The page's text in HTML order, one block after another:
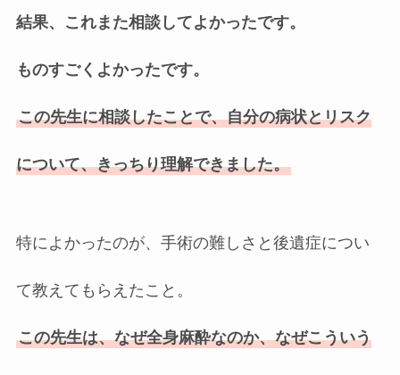
結果、これまた相談してよかったです。
ものすごくよかったです。
この先生に相談したことで、自分の病状とリスク
について、きっちり理解できました。
特によかったのが、手術の難しさと後遺症につい
て教えてもらえたこと。
この先生は、なぜ全身麻酔なのか、なぜこういう